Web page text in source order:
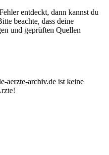
entdeckt, dann kannst du
beachte, dass deine
und geprüften Quellen
aerzte-archiv.de ist keine